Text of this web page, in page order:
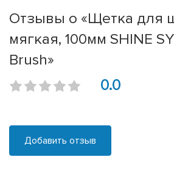
Отзывы о «Щетка для
мягкая, 100мм SHINE
Brush»
0.0
Добавить отзыв